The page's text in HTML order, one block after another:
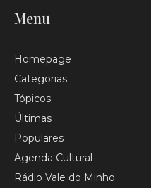
Menu
Homepage
Categorias
Tópicos
Últimas
Populares
Agenda Cultural
Rádio Vale do Minho